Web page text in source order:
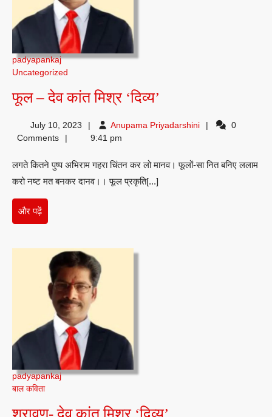
padyapankaj
Uncategorized
फूल – देव कांत मिश्र ‘दिव्य’
देव
मिश्र
July 10, 2023 Anupama PriyadarshiniAnupama
0
Comments
9:41 pm
लगते कितने पुष्प अभिराम गहरा चिंतन कर लो मानव। फूलों-सा नित बनिए ललाम
करो नष्ट मत बनकर दानव।। फूल प्रकृति[...]
और पढ़ेंऔर
पढ़ें
padyapankaj
बाल कविता
श्रावण- देव कांत मिश्र ‘दिव्य’